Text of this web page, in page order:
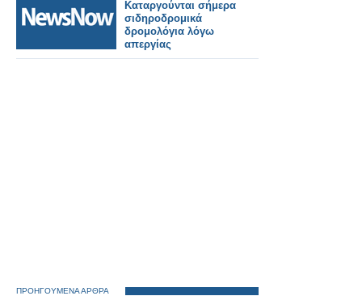
Καταργούνται σήμερα
σιδηροδρομικά
δρομολόγια λόγω
απεργίας
ΠΡΟΗΓΟΥΜΕΝΑ ΑΡΘΡΑ